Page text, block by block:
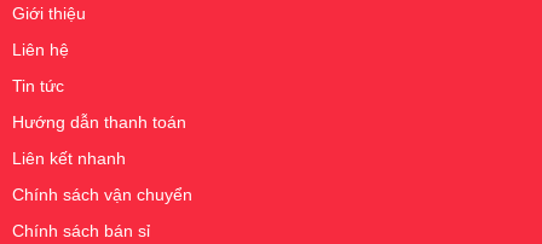
Giới thiệu
Liên hệ
Tin tức
Hướng dẫn thanh toán
Liên kết nhanh
Chính sách vận chuyển
Chính sách bán sỉ